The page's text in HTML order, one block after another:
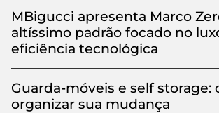
MBigucci apresenta Marco
altíssimo padrão focado no
eficiência tecnológica
Guarda-móveis e self storage:
organizar sua mudança